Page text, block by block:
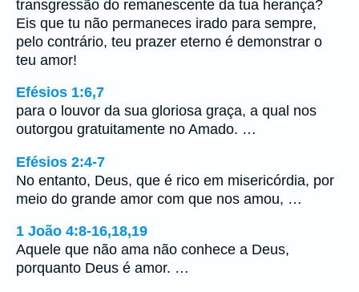
transgressão do remanescente da tua herança?
Eis que tu não permaneces irado para sempre,
pelo contrário, teu prazer eterno é demonstrar o
teu amor!
Efésios 1:6,7
para o louvor da sua gloriosa graça, a qual nos
outorgou gratuitamente no Amado. …
Efésios 2:4-7
No entanto, Deus, que é rico em misericórdia, por
meio do grande amor com que nos amou, …
1 João 4:8-16,18,19
Aquele que não ama não conhece a Deus,
porquanto Deus é amor. …